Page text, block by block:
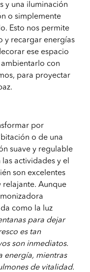
y una iluminación
o simplemente
Esto nos permite
y recargar energías
ese espacio
con
para proyectar
por
o de una
suave y regulable
actividades y el
son excelentes
Aunque
como la luz
para dejar
es tan
son inmediatos.
energía, mientras
de vitalidad.